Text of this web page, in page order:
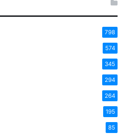
798
574
345
294
264
195
85